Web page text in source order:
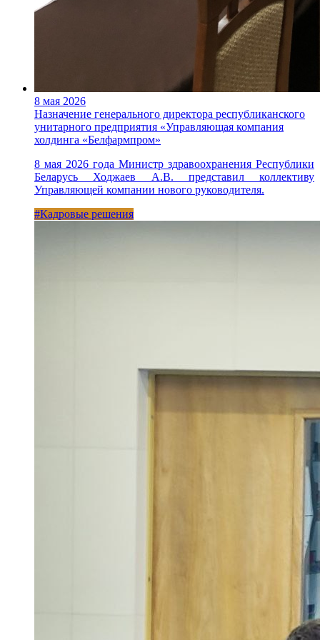
8 мая 2026
Назначение генерального директора республиканского
унитарного предприятия «Управляющая компания
холдинга «Белфармпром»
8 мая 2026 года Министр здравоохранения Республики
Беларусь Ходжаев А.В. представил коллективу
Управляющей компании нового руководителя.
#Кадровые решения